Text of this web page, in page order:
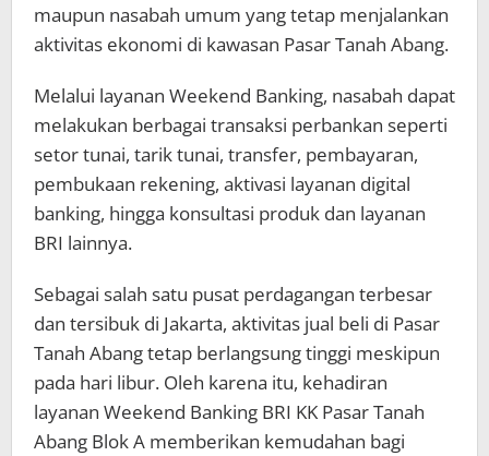
maupun nasabah umum yang tetap menjalankan
aktivitas ekonomi di kawasan Pasar Tanah Abang.
Melalui layanan Weekend Banking, nasabah dapat
melakukan berbagai transaksi perbankan seperti
setor tunai, tarik tunai, transfer, pembayaran,
pembukaan rekening, aktivasi layanan digital
banking, hingga konsultasi produk dan layanan
BRI lainnya.
Sebagai salah satu pusat perdagangan terbesar
dan tersibuk di Jakarta, aktivitas jual beli di Pasar
Tanah Abang tetap berlangsung tinggi meskipun
pada hari libur. Oleh karena itu, kehadiran
layanan Weekend Banking BRI KK Pasar Tanah
Abang Blok A memberikan kemudahan bagi